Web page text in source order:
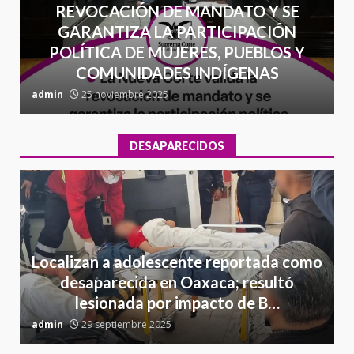
REVOCACIÓN DE MANDATO Y SE
GARANTIZA LA PARTICIPACIÓN
POLÍTICA DE MUJERES, PUEBLOS Y
COMUNIDADES INDÍGENAS
admin 25 noviembre 2025
DESAPARECIDOS
Localizan a adolescente reportada como
desaparecida en Oaxaca; resultó
lesionada por impacto de B…
admin 29 septiembre 2025